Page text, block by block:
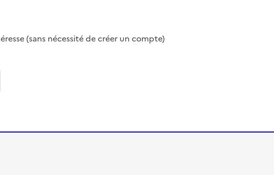
(sans nécessité de créer un compte)